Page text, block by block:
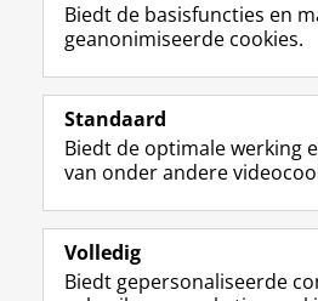
Volg de RUG
F
a
e
b
o
p
Studiekiezers
Alumni
Over ons
Biedt de basisfuncties en
geanonimiseerde cookies.
Standaard
Biedt de optimale werking
van onder andere
Volledig
Biedt gepersonaliseerde